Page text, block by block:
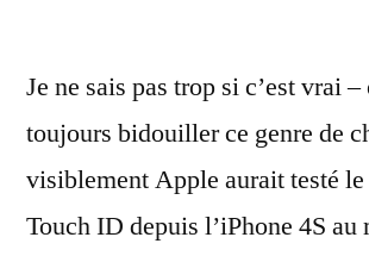
4S
Touch
ID
Je ne sais pas trop si c’est vrai
toujours bidouiller ce genre de
visiblement Apple aurait testé
Touch ID depuis l’iPhone 4S au